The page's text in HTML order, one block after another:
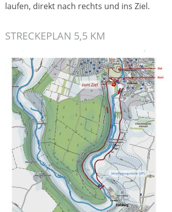
laufen, direkt nach rechts und ins Ziel.
STRECKEPLAN 5,5 KM